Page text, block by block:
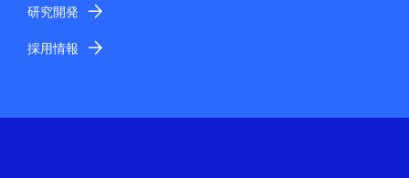
研究開発
採用情報